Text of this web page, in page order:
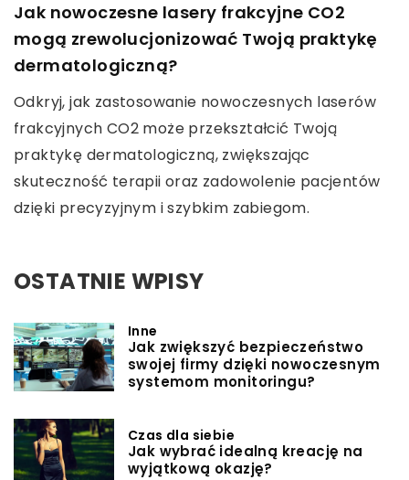
Jak nowoczesne lasery frakcyjne CO2
mogą zrewolucjonizować Twoją praktykę
dermatologiczną?
Odkryj, jak zastosowanie nowoczesnych laserów
frakcyjnych CO2 może przekształcić Twoją
praktykę dermatologiczną, zwiększając
skuteczność terapii oraz zadowolenie pacjentów
dzięki precyzyjnym i szybkim zabiegom.
OSTATNIE WPISY
Inne
Jak zwiększyć bezpieczeństwo
swojej firmy dzięki nowoczesnym
systemom monitoringu?
Czas dla siebie
Jak wybrać idealną kreację na
wyjątkową okazję?